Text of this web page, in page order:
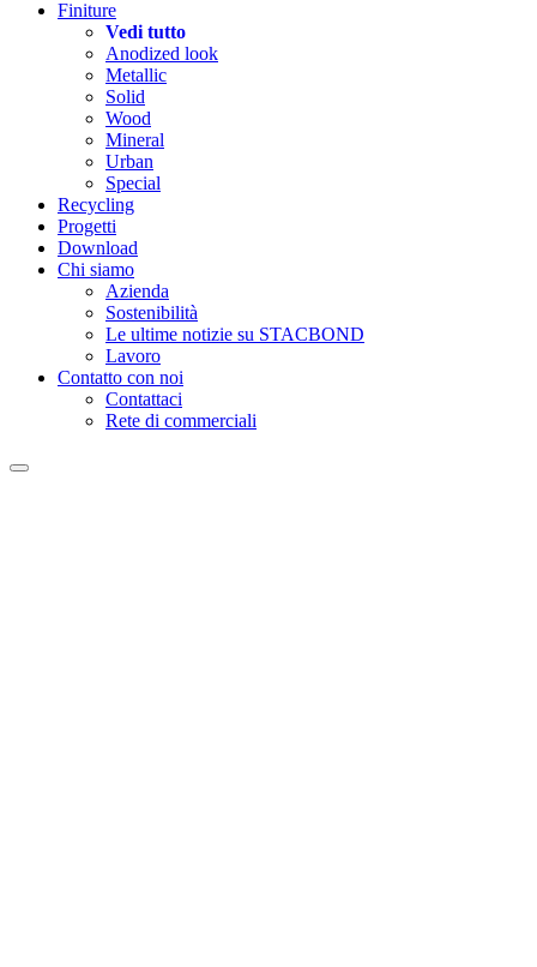
Finiture
Vedi tutto
Anodized look
Metallic
Solid
Wood
Mineral
Urban
Special
Recycling
Progetti
Download
Chi siamo
Azienda
Sostenibilità
Le ultime notizie su STACBOND
Lavoro
Contatto con noi
Contattaci
Rete di commerciali